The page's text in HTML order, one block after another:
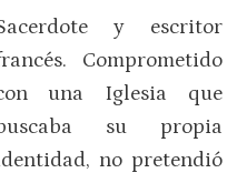
y escritor
Comprometido
una Iglesia que
su propia
no pretendió